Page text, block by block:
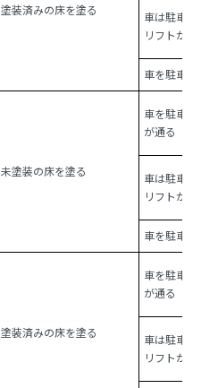
塗装済みの床を塗る
車は駐車しな
リフトが通る
車を駐車せず
未塗装の床を塗る
車を駐車しフ
が通る
車は駐車しな
リフトが通る
車を駐車せず
塗装済みの床を塗る
車を駐車しフ
が通る
車は駐車しな
リフトが通る